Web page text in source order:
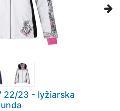
22/23 - lyžiarska